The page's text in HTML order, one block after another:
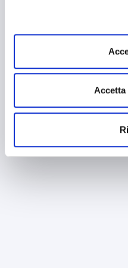
mantenendo le impostazioni
attivi).